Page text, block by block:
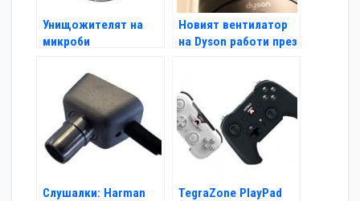
Унищожителят на
микроби
Новият вентилатор
на Dyson работи през
Слушалки: Harman
TegraZone PlayPad